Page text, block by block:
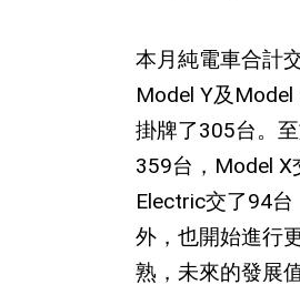
本月純電車合計
Model Y及 Model
掛牌了305台。
359台， Model X
Electric交了94台
外，也開始進行
熟，未來的發展